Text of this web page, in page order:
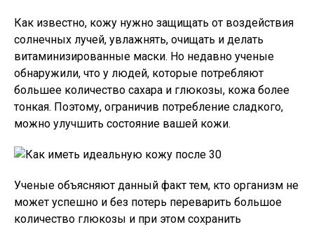
Как известно, кожу нужно защищать от воздействия
солнечных лучей, увлажнять, очищать и делать
витаминизированные маски. Но недавно ученые
обнаружили, что у людей, которые потребляют
большее количество сахара и глюкозы, кожа более
тонкая. Поэтому, ограничив потребление сладкого,
можно улучшить состояние вашей кожи.
Ученые объясняют данный факт тем, кто организм не
может успешно и без потерь переварить большое
количество глюкозы и при этом сохранить